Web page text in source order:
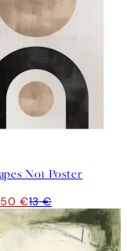
No1 Poster
€13 €